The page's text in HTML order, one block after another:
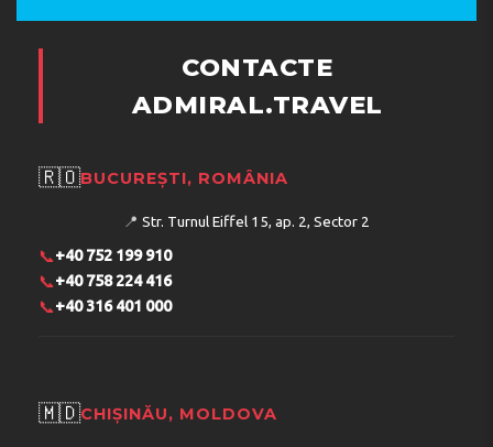
CONTACTE
ADMIRAL.TRAVEL
🇷🇴BUCUREȘTI, ROMÂNIA
📍 Str. Turnul Eiffel 15, ap. 2, Sector 2
📞+40 752 199 910
📞+40 758 224 416
📞+40 316 401 000
🇲🇩CHIȘINĂU, MOLDOVA